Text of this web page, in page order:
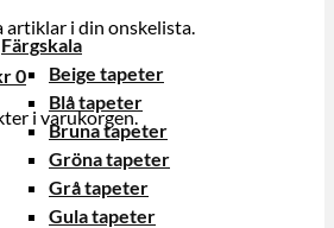
artiklar i din onskelista.
0
i varukorgen.
Färgskala
Beige tapeter
Blå tapeter
Bruna tapeter
Gröna tapeter
Grå tapeter
Gula tapeter